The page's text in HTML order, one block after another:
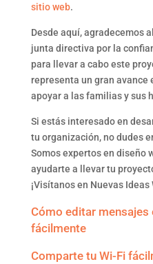
sitio web.
Desde aquí, agradecemos
junta directiva por la
para llevar a cabo este
representa un gran avance
apoyar a las familias y sus
Si estás interesado en
tu organización, no dudes
Somos expertos en diseño
ayudarte a llevar tu
¡Visítanos en Nuevas
Cómo editar mensajes
fácilmente
Comparte tu Wi-Fi